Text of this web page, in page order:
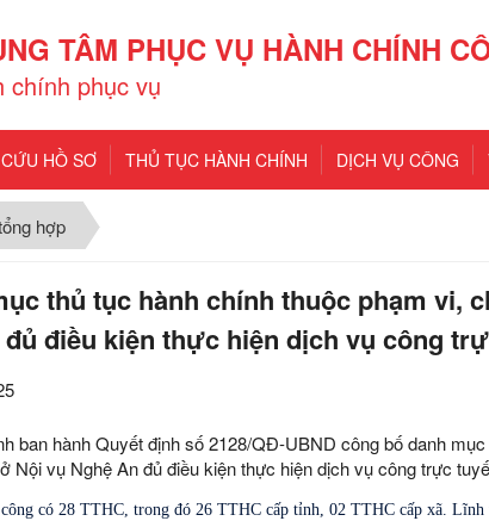
TÂM PHỤC VỤ HÀNH CHÍNH
chính phục vụ
HỒ SƠ THỦ TỤC HÀNH CHÍNH DỊCH VỤ CÔNG
hợp
thủ tục hành chính thuộc phạm vi,
điều kiện thực hiện dịch vụ công
ban hành Quyết định số 2128/QĐ-UBND công bố danh
Nội vụ Nghệ An đủ điều kiện thực hiện dịch vụ công trực
có 28 TTHC, trong đó 26 TTHC cấp tỉnh, 02 TTHC cấp xã.